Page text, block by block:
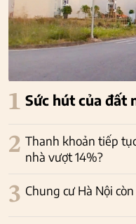
1 Sức hút của đất
2 Thanh khoản tiếp
nhà vượt 14%?
3 Chung cư Hà Nội